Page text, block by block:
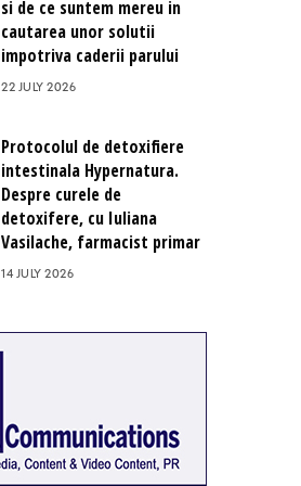
si de ce suntem mereu in
cautarea unor solutii
impotriva caderii parului
22 JULY 2026
Protocolul de detoxifiere
intestinala Hypernatura.
Despre curele de
detoxifere, cu Iuliana
Vasilache, farmacist primar
14 JULY 2026